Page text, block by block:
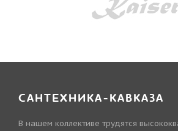
САНТЕХНИКА-КАВКАЗА
В нашем коллективе трудятся